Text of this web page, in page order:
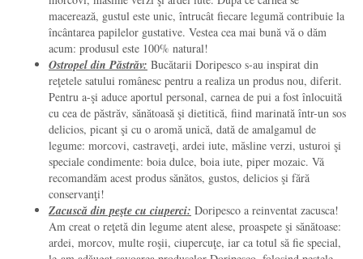
macerează, gustul este unic, întrucât fiecare legumă contribuie la
încântarea papilelor gustative. Vestea cea mai bună vă o dăm
acum: produsul este 100% natural!
Ostropel din Păstrăv: Bucătarii Doripesco s-au inspirat din
reţetele satului românesc pentru a realiza un produs nou, diferit.
Pentru a-şi aduce aportul personal, carnea de pui a fost înlocuită
cu cea de păstrăv, sănătoasă şi dietitică, fiind marinată într-un sos
delicios, picant şi cu o aromă unică, dată de amalgamul de
legume: morcovi, castraveţi, ardei iute, măsline verzi, usturoi şi
speciale condimente: boia dulce, boia iute, piper mozaic. Vă
recomandăm acest produs sănătos, gustos, delicios şi fără
conservanţi!
Zacuscă din peşte cu ciuperci: Doripesco a reinventat zacusca!
Am creat o reţetă din legume atent alese, proaspete şi sănătoase:
ardei, morcov, multe roşii, ciupercuţe, iar ca totul să fie special,